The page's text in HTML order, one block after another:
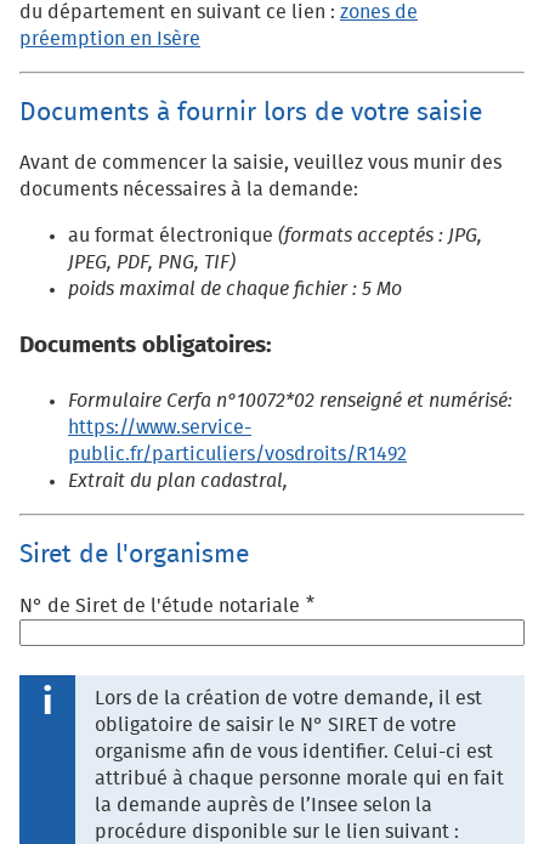
du département en suivant ce lien : zones de
préemption en Isère
Documents à fournir lors de votre saisie
Avant de commencer la saisie, veuillez vous munir des
documents nécessaires à la demande:
au format électronique (formats acceptés : JPG,
JPEG, PDF, PNG, TIF)
poids maximal de chaque fichier : 5 Mo
Documents obligatoires:
Formulaire Cerfa n°10072*02 renseigné et numérisé:
https://www.service-
public.fr/particuliers/vosdroits/R1492
Extrait du plan cadastral,
Siret de l'organisme
N° de Siret de l'étude notariale *
Lors de la création de votre demande, il est
obligatoire de saisir le N° SIRET de votre
organisme afin de vous identifier. Celui-ci est
attribué à chaque personne morale qui en fait
la demande auprès de l’Insee selon la
procédure disponible sur le lien suivant :